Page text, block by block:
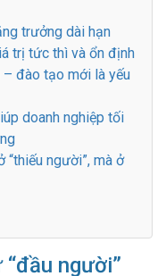
trưởng dài hạn
trị tức thì và ổn định
đào tạo mới là yếu
doanh nghiệp tối
“thiếu người”, mà ở
người”